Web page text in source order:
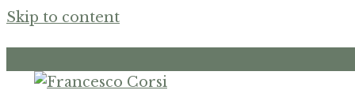
Skip to content